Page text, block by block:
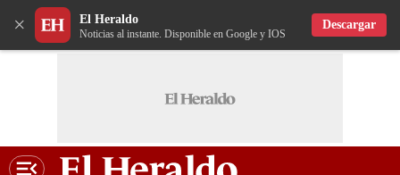
× El Heraldo
Noticias al instante. Disponible en Google y IOS
Descargar